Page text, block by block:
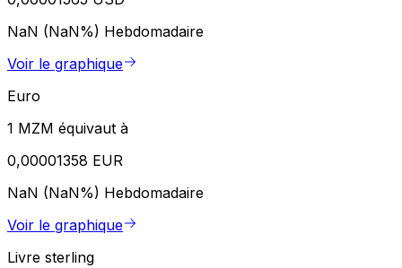
NaN (NaN%) Hebdomadaire
Voir le graphique
Euro
1 MZM équivaut à
0,00001358 EUR
NaN (NaN%) Hebdomadaire
Voir le graphique
Livre sterling